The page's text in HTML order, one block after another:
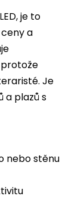
je to
a
Je
a plazů s
nebo stěnu